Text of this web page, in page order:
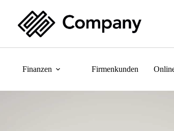
Finanzen Firmenkunden